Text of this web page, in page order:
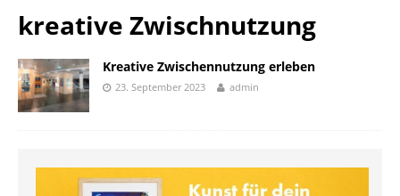
kreative Zwischnutzung
Kreative Zwischennutzung erleben
23. September 2023 admin